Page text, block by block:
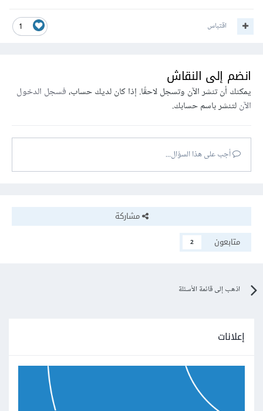
1 اقتباس
انضم إلى النقاش
يمكنك أن تنشر الآن وتسجل لاحقًا. إذا كان لديك حساب،فسجل الدخول
الآنلتنشر باسم حسابك.
أجب على هذا السؤال...
مشاركة
متابعون
2
اذهب إلى قائمة الأسئلة
إعلانات